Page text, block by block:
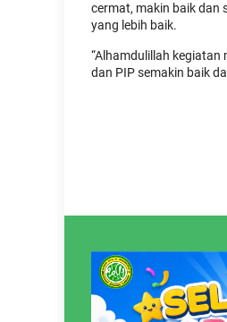
cermat, makin baik dan
yang lebih baik.
“Alhamdulillah kegiatan
dan PIP semakin baik